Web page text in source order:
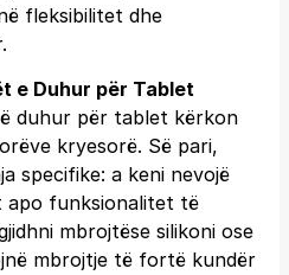
fleksibilitet dhe
e Duhur për Tablet
duhur për tablet kërkon
kryesorë. Së pari,
specifike: a keni nevojë
apo funksionalitet të
mbrojtëse silikoni ose
mbrojtje të fortë kundër